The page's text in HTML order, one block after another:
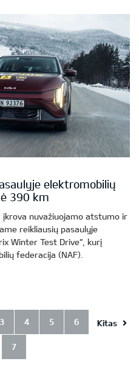
elektromobilių
390 km
įkrova nuvažiuojamo atstumo ir
reikliausių pasaulyje
Winter Test Drive“, kurį
federacija (NAF).
Kitas
3 4 5 6
7